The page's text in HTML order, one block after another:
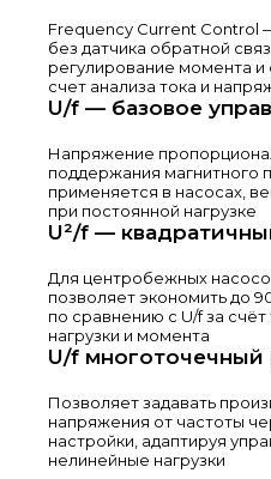
Frequency Current Control
без датчика обратной
регулирование момента и
счет анализа тока и
U/f — базовое
Напряжение
поддержания магнитного
применяется в насосах,
при постоянной нагрузке
U²/f —
Для центробежных
позволяет экономить до
по сравнению с U/f за
нагрузки и момента
U/f
Позволяет задавать
напряжения от частоты
настройки, адаптируя
нелинейные нагрузки